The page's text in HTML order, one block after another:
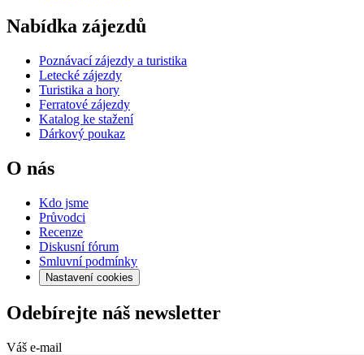
Nabídka zájezdů
Poznávací zájezdy a turistika
Letecké zájezdy
Turistika a hory
Ferratové zájezdy
Katalog ke stažení
Dárkový poukaz
O nás
Kdo jsme
Průvodci
Recenze
Diskusní fórum
Smluvní podmínky
Nastavení cookies
Odebírejte náš newsletter
Váš e-mail